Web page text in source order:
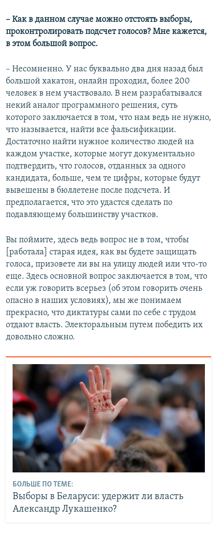
– Как в данном случае можно отстоять выборы,
проконтролировать подсчет голосов? Мне кажется,
в этом большой вопрос.
– Несомненно. У нас буквально два дня назад был
большой хакатон, онлайн проходил, более 200
человек в нем участвовало. В нем разрабатывался
некий аналог программного решения, суть
которого заключается в том, что нам ведь не нужно,
что называется, найти все фальсификации.
Достаточно найти нужное количество людей на
каждом участке, которые могут документально
подтвердить, что голосов, отданных за одного
кандидата, больше, чем те цифры, которые будут
вывешены в бюллетене после подсчета. И
предполагается, что это удастся сделать по
подавляющему большинству участков.
Вы поймите, здесь ведь вопрос не в том, чтобы
[работала] старая идея, как вы будете защищать
голоса, призовете ли вы на улицу людей или что-то
еще. Здесь основной вопрос заключается в том, что
если уж говорить всерьез (об этом говорить очень
опасно в наших условиях), мы же понимаем
прекрасно, что диктатуры сами по себе с трудом
отдают власть. Электоральным путем победить их
довольно сложно.
БОЛЬШЕ ПО ТЕМЕ:
Выборы в Беларуси: удержит ли власть
Александр Лукашенко?